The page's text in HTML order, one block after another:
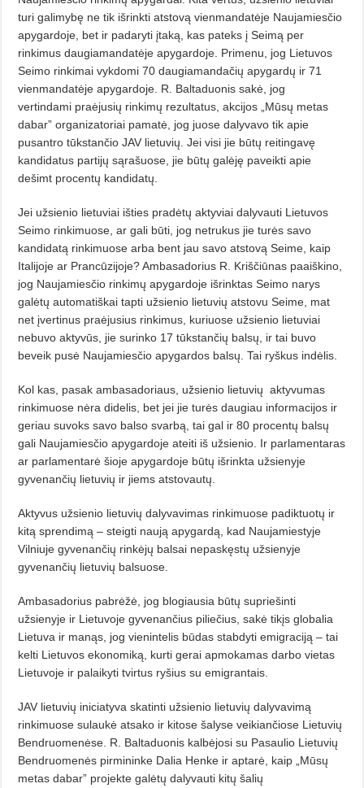
turi galimybę ne tik išrinkti atstovą vienmandatėje Naujamiesčio
apygardoje, bet ir padaryti įtaką, kas pateks į Seimą per
rinkimus daugiamandatėje apygardoje. Primenu, jog Lietuvos
Seimo rinkimai vykdomi 70 daugiamandačių apygardų ir 71
vienmandatėje apygardoje. R. Baltaduonis sakė, jog
vertindami praėjusių rinkimų rezultatus, akcijos „Mūsų metas
dabar” organizatoriai pamatė, jog juose dalyvavo tik apie
pusantro tūkstančio JAV lietuvių. Jei visi jie būtų reitingavę
kandidatus partijų sąrašuose, jie būtų galėję paveikti apie
dešimt procentų kandidatų.
Jei užsienio lietuviai išties pradėtų aktyviai dalyvauti Lietuvos
Seimo rinkimuose, ar gali būti, jog netrukus jie turės savo
kandidatą rinkimuose arba bent jau savo atstovą Seime, kaip
Italijoje ar Prancūzijoje? Ambasadorius R. Kriščiūnas paaiškino,
jog Naujamiesčio rinkimų apygardoje išrinktas Seimo narys
galėtų automatiškai tapti užsienio lietuvių atstovu Seime, mat
net įvertinus praėjusius rinkimus, kuriuose užsienio lietuviai
nebuvo aktyvūs, jie surinko 17 tūkstančių balsų, ir tai buvo
beveik pusė Naujamiesčio apygardos balsų. Tai ryškus indėlis.
Kol kas, pasak ambasadoriaus, užsienio lietuvių aktyvumas
rinkimuose nėra didelis, bet jei jie turės daugiau informacijos ir
geriau suvoks savo balso svarbą, tai gal ir 80 procentų balsų
gali Naujamiesčio apygardoje ateiti iš užsienio. Ir parlamentaras
ar parlamentarė šioje apygardoje būtų išrinkta užsienyje
gyvenančių lietuvių ir jiems atstovautų.
Aktyvus užsienio lietuvių dalyvavimas rinkimuose padiktuotų ir
kitą sprendimą – steigti naują apygardą, kad Naujamiestyje
Vilniuje gyvenančių rinkėjų balsai nepaskęstų užsienyje
gyvenančių lietuvių balsuose.
Ambasadorius pabrėžė, jog blogiausia būtų supriešinti
užsienyje ir Lietuvoje gyvenančius piliečius, sakė tikįs globalia
Lietuva ir manąs, jog vienintelis būdas stabdyti emigraciją – tai
kelti Lietuvos ekonomiką, kurti gerai apmokamas darbo vietas
Lietuvoje ir palaikyti tvirtus ryšius su emigrantais.
JAV lietuvių iniciatyva skatinti užsienio lietuvių dalyvavimą
rinkimuose sulaukė atsako ir kitose šalyse veikiančiose Lietuvių
Bendruomenėse. R. Baltaduonis kalbėjosi su Pasaulio Lietuvių
Bendruomenės pirmininke Dalia Henke ir aptarė, kaip „Mūsų
metas dabar” projekte galėtų dalyvauti kitų šalių